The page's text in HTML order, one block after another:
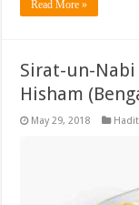
Read More »
Sirat-un-Nabi
Hisham
May 29, 2018